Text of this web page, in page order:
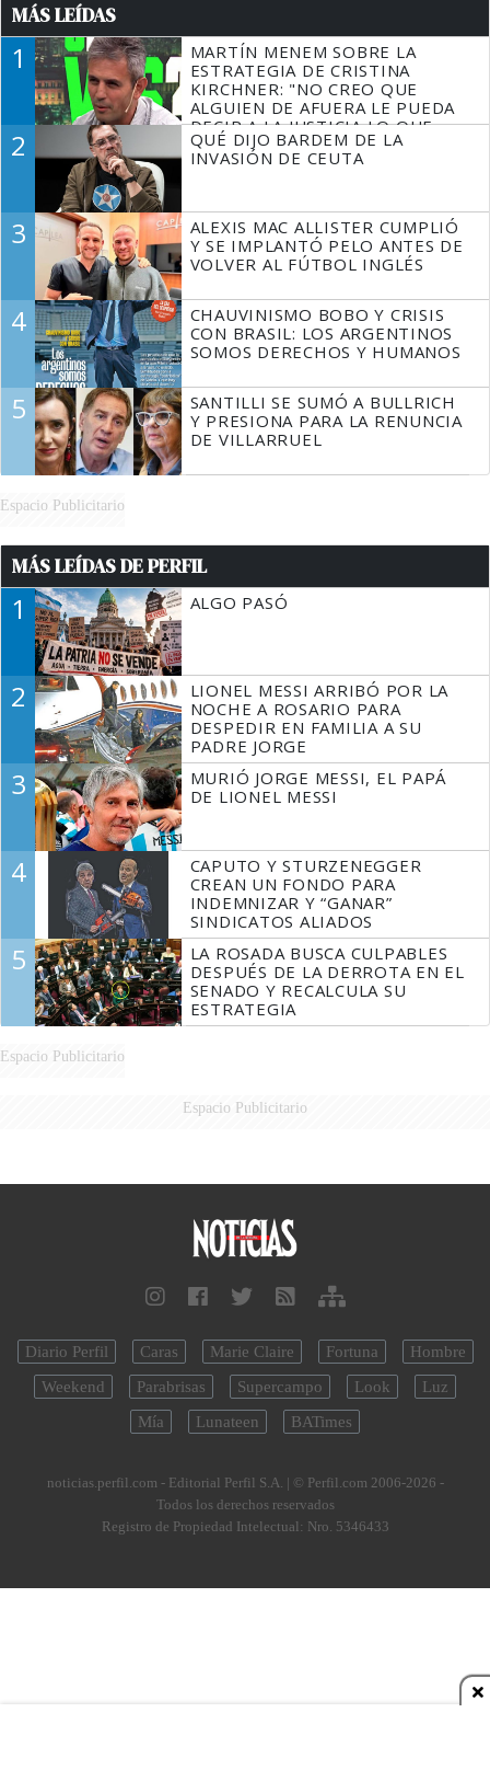
MÁS LEÍDAS
1
MARTÍN MENEM SOBRE LA
ESTRATEGIA DE CRISTINA
KIRCHNER: "NO CREO QUE
ALGUIEN DE AFUERA LE PUEDA
DECIR A LA JUSTICIA LO QUE
TIENE QUE HACER"
2
QUÉ DIJO BARDEM DE LA
INVASIÓN DE CEUTA
3
ALEXIS MAC ALLISTER CUMPLIÓ
Y SE IMPLANTÓ PELO ANTES DE
VOLVER AL FÚTBOL INGLÉS
4
CHAUVINISMO BOBO Y CRISIS
CON BRASIL: LOS ARGENTINOS
SOMOS DERECHOS Y HUMANOS
5
SANTILLI SE SUMÓ A BULLRICH
Y PRESIONA PARA LA RENUNCIA
DE VILLARRUEL
Espacio Publicitario
MÁS LEÍDAS DE PERFIL
1 ALGO PASÓ
2
LIONEL MESSI ARRIBÓ POR LA
NOCHE A ROSARIO PARA
DESPEDIR EN FAMILIA A SU
PADRE JORGE
3
MURIÓ JORGE MESSI, EL PAPÁ
DE LIONEL MESSI
4
CAPUTO Y STURZENEGGER
CREAN UN FONDO PARA
INDEMNIZAR Y “GANAR”
SINDICATOS ALIADOS
5
LA ROSADA BUSCA CULPABLES
DESPUÉS DE LA DERROTA EN EL
SENADO Y RECALCULA SU
ESTRATEGIA
Espacio Publicitario
Espacio Publicitario
Diario Perfil Caras Marie Claire Fortuna
Hombre
Weekend
Parabrisas Supercampo Look
Luz
Mía
Lunateen BATimes
noticias.perfil.com - Editorial Perfil S.A. | © Perfil.com 2006-2026 -
Todos los derechos reservados
Registro de Propiedad Intelectual: Nro. 5346433